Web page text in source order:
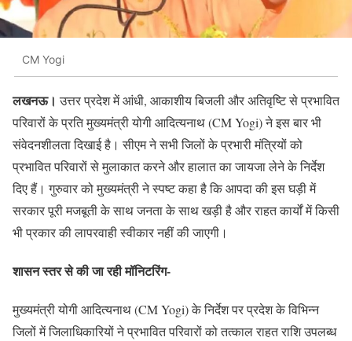
CM Yogi
लखनऊ। उत्तर प्रदेश में आंधी, आकाशीय बिजली और अतिवृष्टि से प्रभावित
परिवारों के प्रति मुख्यमंत्री योगी आदित्यनाथ (CM Yogi) ने इस बार भी
संवेदनशीलता दिखाई है। सीएम ने सभी जिलों के प्रभारी मंत्रियों को
प्रभावित परिवारों से मुलाकात करने और हालात का जायजा लेने के निर्देश
दिए हैं। गुरुवार को मुख्यमंत्री ने स्पष्ट कहा है कि आपदा की इस घड़ी में
सरकार पूरी मजबूती के साथ जनता के साथ खड़ी है और राहत कार्यों में किसी
भी प्रकार की लापरवाही स्वीकार नहीं की जाएगी।
शासन स्तर से की जा रही मॉनिटरिंग-
मुख्यमंत्री योगी आदित्यनाथ (CM Yogi) के निर्देश पर प्रदेश के विभिन्न
जिलों में जिलाधिकारियों ने प्रभावित परिवारों को तत्काल राहत राशि उपलब्ध